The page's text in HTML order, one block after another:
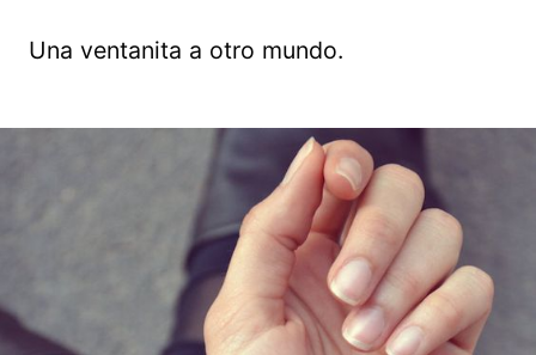
Una ventanita a otro mundo.